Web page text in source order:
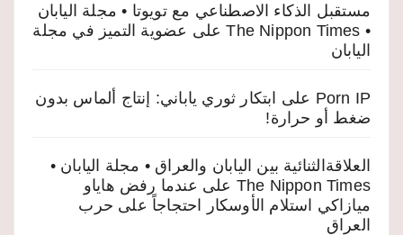
مستقبل الذكاء الاصطناعي مع تويوتا • مجلة اليابان
• The Nippon Times
على عضوية التميز في مجلة
اليابان
Porn IP على ابتكار ثوري ياباني: إنتاج ألماس بدون
ضغط أو حرارة!
العلاقةالثنائية بين اليابان والعراق • مجلة اليابان •
The Nippon Times على عندما رفض هاياو
ميازاكي استلام الأوسكار احتجاجاً على حرب
العراق